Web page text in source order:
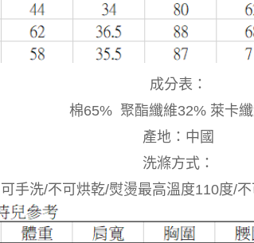
成分表：
棉65% 聚酯纖維32% 萊卡
產地：中國
洗滌方式：
可手洗/不可烘乾/熨燙最高溫度110度/